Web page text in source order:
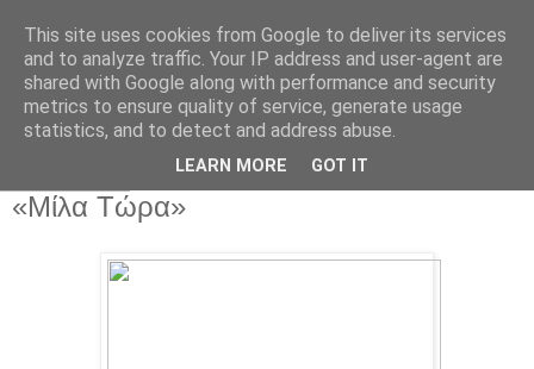
Παιδικός Σταθμός-
Νηπιαγωγείο "ΔΕΛΑΣΑΛ"
«Μίλα Τώρα»
This site uses cookies from Google to deliver its services
and to analyze traffic. Your IP address and user-agent are
shared with Google along with performance and security
metrics to ensure quality of service, generate usage
statistics, and to detect and address abuse.
LEARN MORE GOT IT